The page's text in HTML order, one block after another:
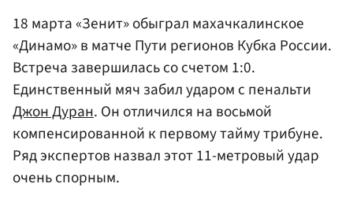
18 марта «Зенит» обыграл махачкалинское
«Динамо» в матче Пути регионов Кубка России.
Встреча завершилась со счетом 1:0.
Единственный мяч забил ударом с пенальти
Джон Дуран. Он отличился на восьмой
компенсированной к первому тайму трибуне.
Ряд экспертов назвал этот 11-метровый удар
очень спорным.